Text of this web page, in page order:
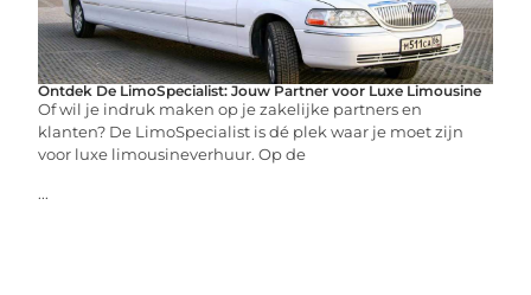
Ontdek De LimoSpecialist: Jouw Partner voor Luxe Limousine
Of wil je indruk maken op je zakelijke partners en
klanten? De LimoSpecialist is dé plek waar je moet zijn
voor luxe limousineverhuur. Op de
...